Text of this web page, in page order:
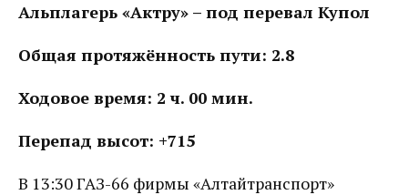
Альплагерь «Актру» – под перевал Купол
Общая протяжённость пути: 2.8
Ходовое время: 2 ч. 00 мин.
Перепад высот: +715
В 13:30 ГАЗ-66 фирмы «Алтайтранспорт»